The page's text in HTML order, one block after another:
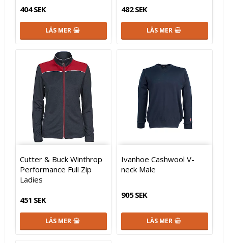
404 SEK
LÄS MER
482 SEK
LÄS MER
Cutter & Buck Winthrop
Performance Full Zip
Ladies
451 SEK
LÄS MER
Ivanhoe Cashwool V-
neck Male
905 SEK
LÄS MER